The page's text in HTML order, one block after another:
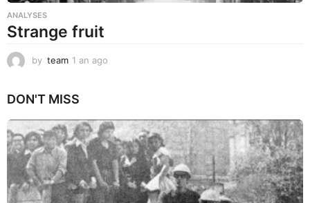
ANALYSES
Strange fruit
by team 1 an ago
o
DON'T MISS